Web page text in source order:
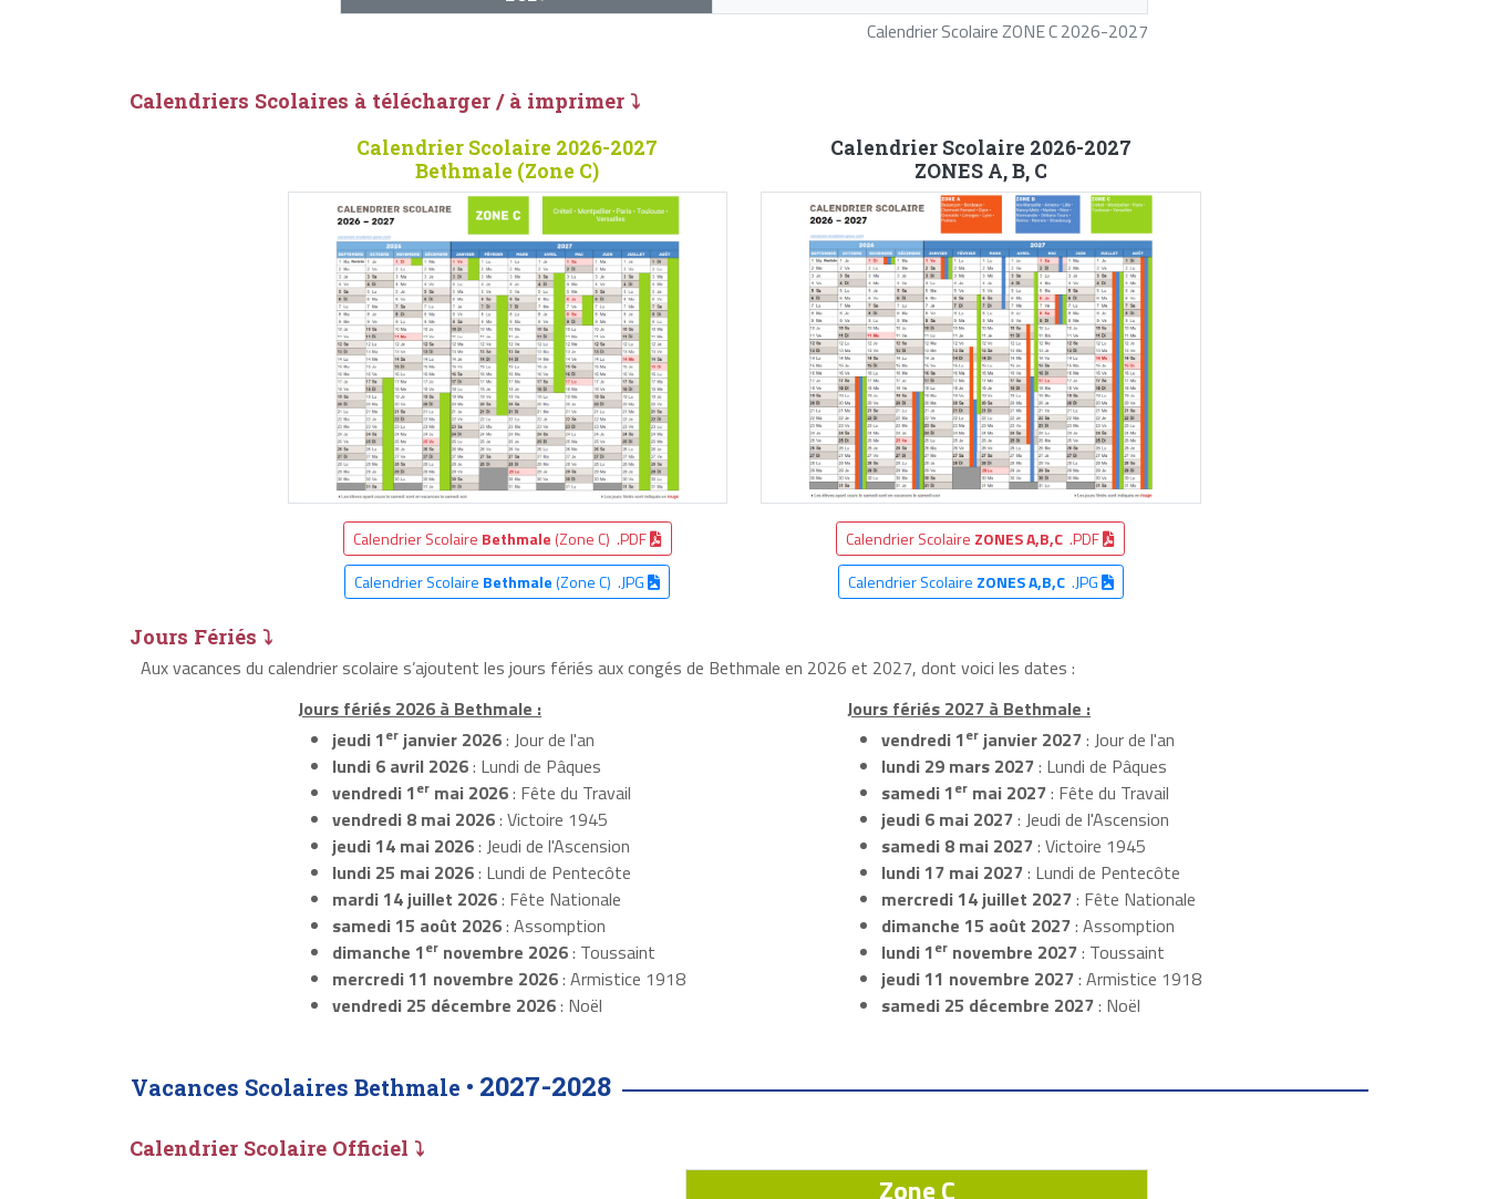
Calendrier Scolaire ZONE C 2026-2027
Calendriers Scolaires à télécharger / à imprimer ⤵
Calendrier Scolaire 2026-2027
Bethmale (Zone C)
Calendrier Scolaire Bethmale (Zone C) .PDF
Calendrier Scolaire Bethmale(Zone C) .JPG
Calendrier Scolaire 2026-2027
ZONES A, B, C
Calendrier Scolaire ZONES A,B,C .PDF
Calendrier Scolaire ZONES A,B,C.JPG
Jours Fériés ⤵
Aux vacances du calendrier scolaire s’ajoutent les jours fériés aux congés de Bethmale en 2026 et 2027, dont voici les dates :
Jours fériés 2026 à Bethmale :
jeudi 1erjanvier 2026: Jour de l'an
lundi 6 avril 2026: Lundi de Pâques
vendredi 1ermai 2026: Fête du Travail
vendredi 8 mai 2026: Victoire 1945
jeudi 14 mai 2026: Jeudi de l'Ascension
lundi 25 mai 2026: Lundi de Pentecôte
mardi 14 juillet 2026: Fête Nationale
samedi 15 août 2026: Assomption
dimanche 1ernovembre 2026: Toussaint
mercredi 11 novembre 2026: Armistice 1918
vendredi 25 décembre 2026: Noël
Jours fériés 2027 à Bethmale :
vendredi 1erjanvier 2027: Jour de l'an
lundi 29 mars 2027: Lundi de Pâques
samedi 1ermai 2027: Fête du Travail
jeudi 6 mai 2027: Jeudi de l'Ascension
samedi 8 mai 2027: Victoire 1945
lundi 17 mai 2027: Lundi de Pentecôte
mercredi 14 juillet 2027: Fête Nationale
dimanche 15 août 2027: Assomption
lundi 1ernovembre 2027: Toussaint
jeudi 11 novembre 2027: Armistice 1918
samedi 25 décembre 2027: Noël
Vacances Scolaires Bethmale • 2027-2028
Calendrier Scolaire Officiel ⤵
Zone C